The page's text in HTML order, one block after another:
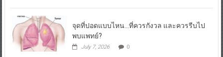
จุดที่ปอดแบบไหน…ที่ควรกังวล และควรรีบไป
พบแพทย์?
July 7, 2026 0